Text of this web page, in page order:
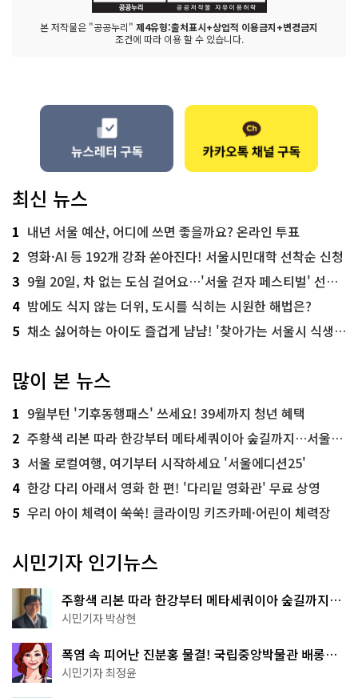
본 저작물은 "공공누리" 제4유형:출처표시+상업적 이용금지+변경금지
조건에 따라 이용 할 수 있습니다.
최신 뉴스
1 내년 서울 예산, 어디에 쓰면 좋을까요? 온라인 투표
2 영화·AI 등 192개 강좌 쏟아진다! 서울시민대학 선착순 신청
3 9월 20일, 차 없는 도심 걸어요…'서울 걷자 페스티벌' 선착순 5천명
4 밤에도 식지 않는 더위, 도시를 식히는 시원한 해법은?
5 채소 싫어하는 아이도 즐겁게 냠냠! '찾아가는 서울시 식생활 교육' 현장
많이 본 뉴스
1 9월부턴 '기후동행패스' 쓰세요! 39세까지 청년 혜택
2 주황색 리본 따라 한강부터 메타세쿼이아 숲길까지…서울둘레길 15코스
3 서울 로컬여행, 여기부터 시작하세요 '서울에디션25'
4 한강 다리 아래서 영화 한 편! '다리밑 영화관' 무료 상영
5 우리 아이 체력이 쑥쑥! 클라이밍 키즈카페·어린이 체력장
시민기자 인기뉴스
주황색 리본 따라 한강부터 메타세쿼이아 숲길까지…
서울둘레길 15코스
시민기자 박상현
폭염 속 피어난 진분홍 물결! 국립중앙박물관 배롱나
무 명소
시민기자 최정윤